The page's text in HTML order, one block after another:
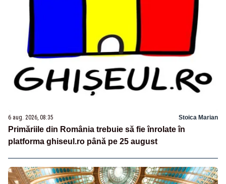
6 aug. 2026, 08:35 Stoica Marian
Primăriile din România trebuie să fie înrolate în
platforma ghiseul.ro până pe 25 august